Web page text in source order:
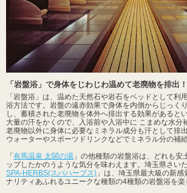
「岩盤浴」で身体をじわじわ温めて老廃物を排出！
「岩盤浴」は、温めた天然石や岩石をベッドとして利
浴方法です。岩盤の遠赤効果で身体を内側からじっく
し、蓄積された老廃物を体外へ排出する効果があると
大量の汗をかくので、入浴前や入浴中に こまめな水分
老廃物以外に身体に必要なミネラル成分も汗として排
ウォーターやスポーツドリンクなどでミネラル分の補
「 有馬温泉 太閤の湯 」の他種類の岩盤浴は、どれも安
ップしたかのうような気分を味わえます。埼玉県さい
SPA-HERBS(スパハーブス) 」は、埼玉県最大級の新
ナリティあふれるユニークな種類の4種類の岩盤浴を楽